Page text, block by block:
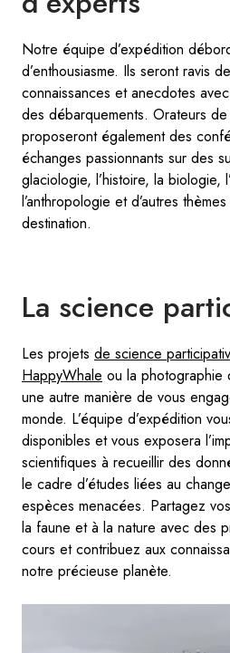
Notre équipe d’expédition
d’enthousiasme. Ils seront ravis
connaissances et anecdotes
des débarquements. Orateurs
proposeront également des
échanges passionnants sur des
glaciologie, l’histoire, la biologie,
l’anthropologie et d’autres
destination.
La science
Les projets de science
HappyWhale ou la photographie
une autre manière de vous
monde. L’équipe d’expédition
disponibles et vous exposera
scientifiques à recueillir des
le cadre d’études liées au
espèces menacées. Partagez
la faune et à la nature avec des
cours et contribuez aux
notre précieuse planète.